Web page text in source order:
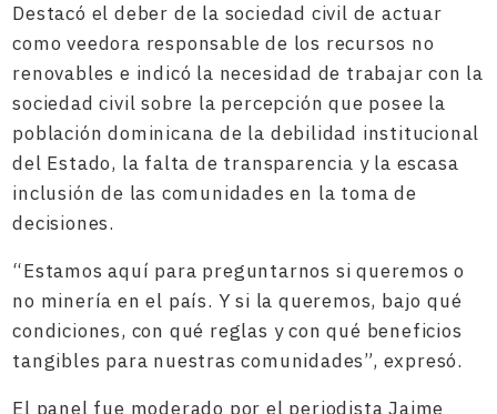
Destacó el deber de la sociedad civil de actuar
como veedora responsable de los recursos no
renovables e indicó la necesidad de trabajar con la
sociedad civil sobre la percepción que posee la
población dominicana de la debilidad institucional
del Estado, la falta de transparencia y la escasa
inclusión de las comunidades en la toma de
decisiones.
“Estamos aquí para preguntarnos si queremos o
no minería en el país. Y si la queremos, bajo qué
condiciones, con qué reglas y con qué beneficios
tangibles para nuestras comunidades”, expresó.
El panel fue moderado por el periodista Jaime